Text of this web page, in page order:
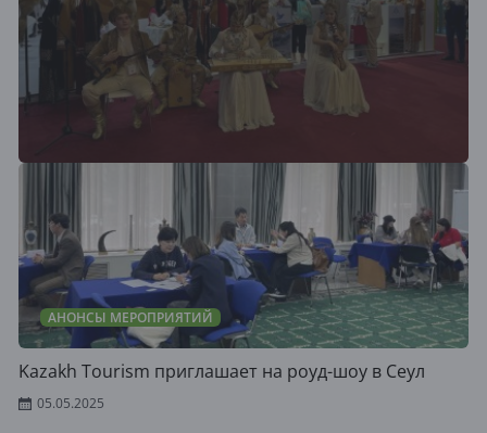
АНОНСЫ МЕРОПРИЯТИЙ
Kazakh Tourism приглашает на роуд-шоу в Сеул
05.05.2025